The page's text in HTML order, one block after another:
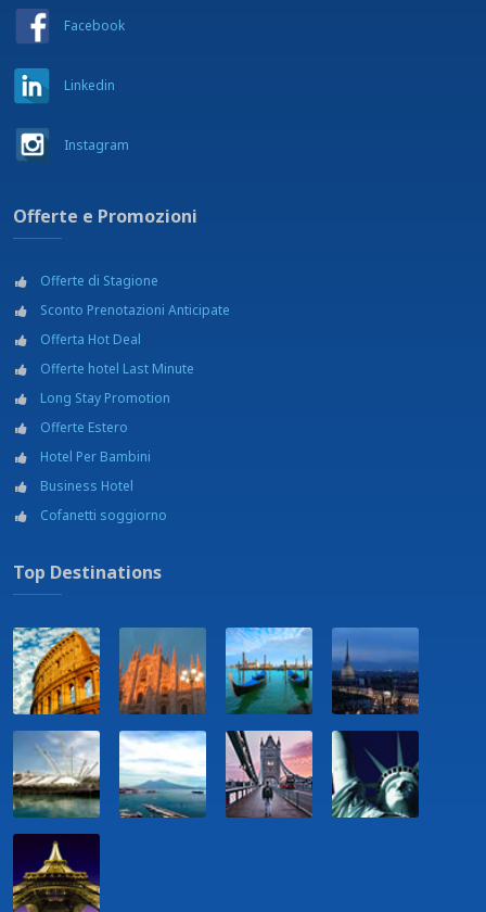
Facebook
Linkedin
Instagram
Offerte e Promozioni
Offerte di Stagione
Sconto Prenotazioni Anticipate
Offerta Hot Deal
Offerte hotel Last Minute
Long Stay Promotion
Offerte Estero
Hotel Per Bambini
Business Hotel
Cofanetti soggiorno
Top Destinations